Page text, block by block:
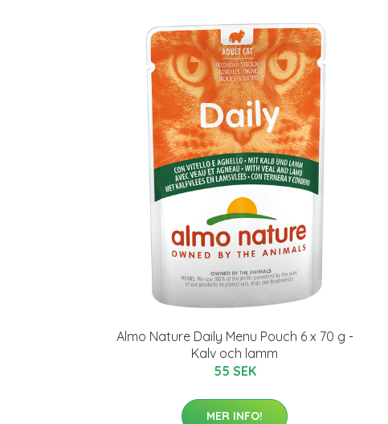
Almo Nature Daily Menu Pouch 6 x 70 g -
Kalv och lamm
55 SEK
MER INFO!